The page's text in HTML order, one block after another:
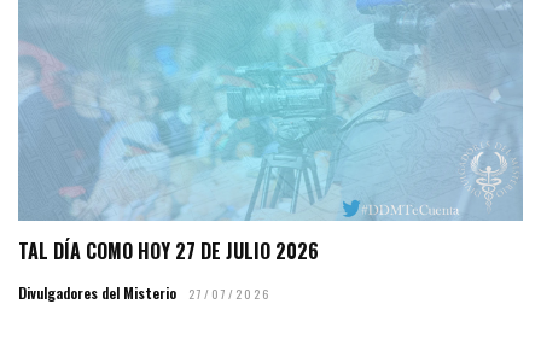
TAL DÍA COMO HOY 27 DE JULIO 2026
Divulgadores del Misterio 27/07/2026